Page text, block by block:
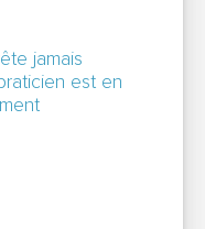
jamais
est en